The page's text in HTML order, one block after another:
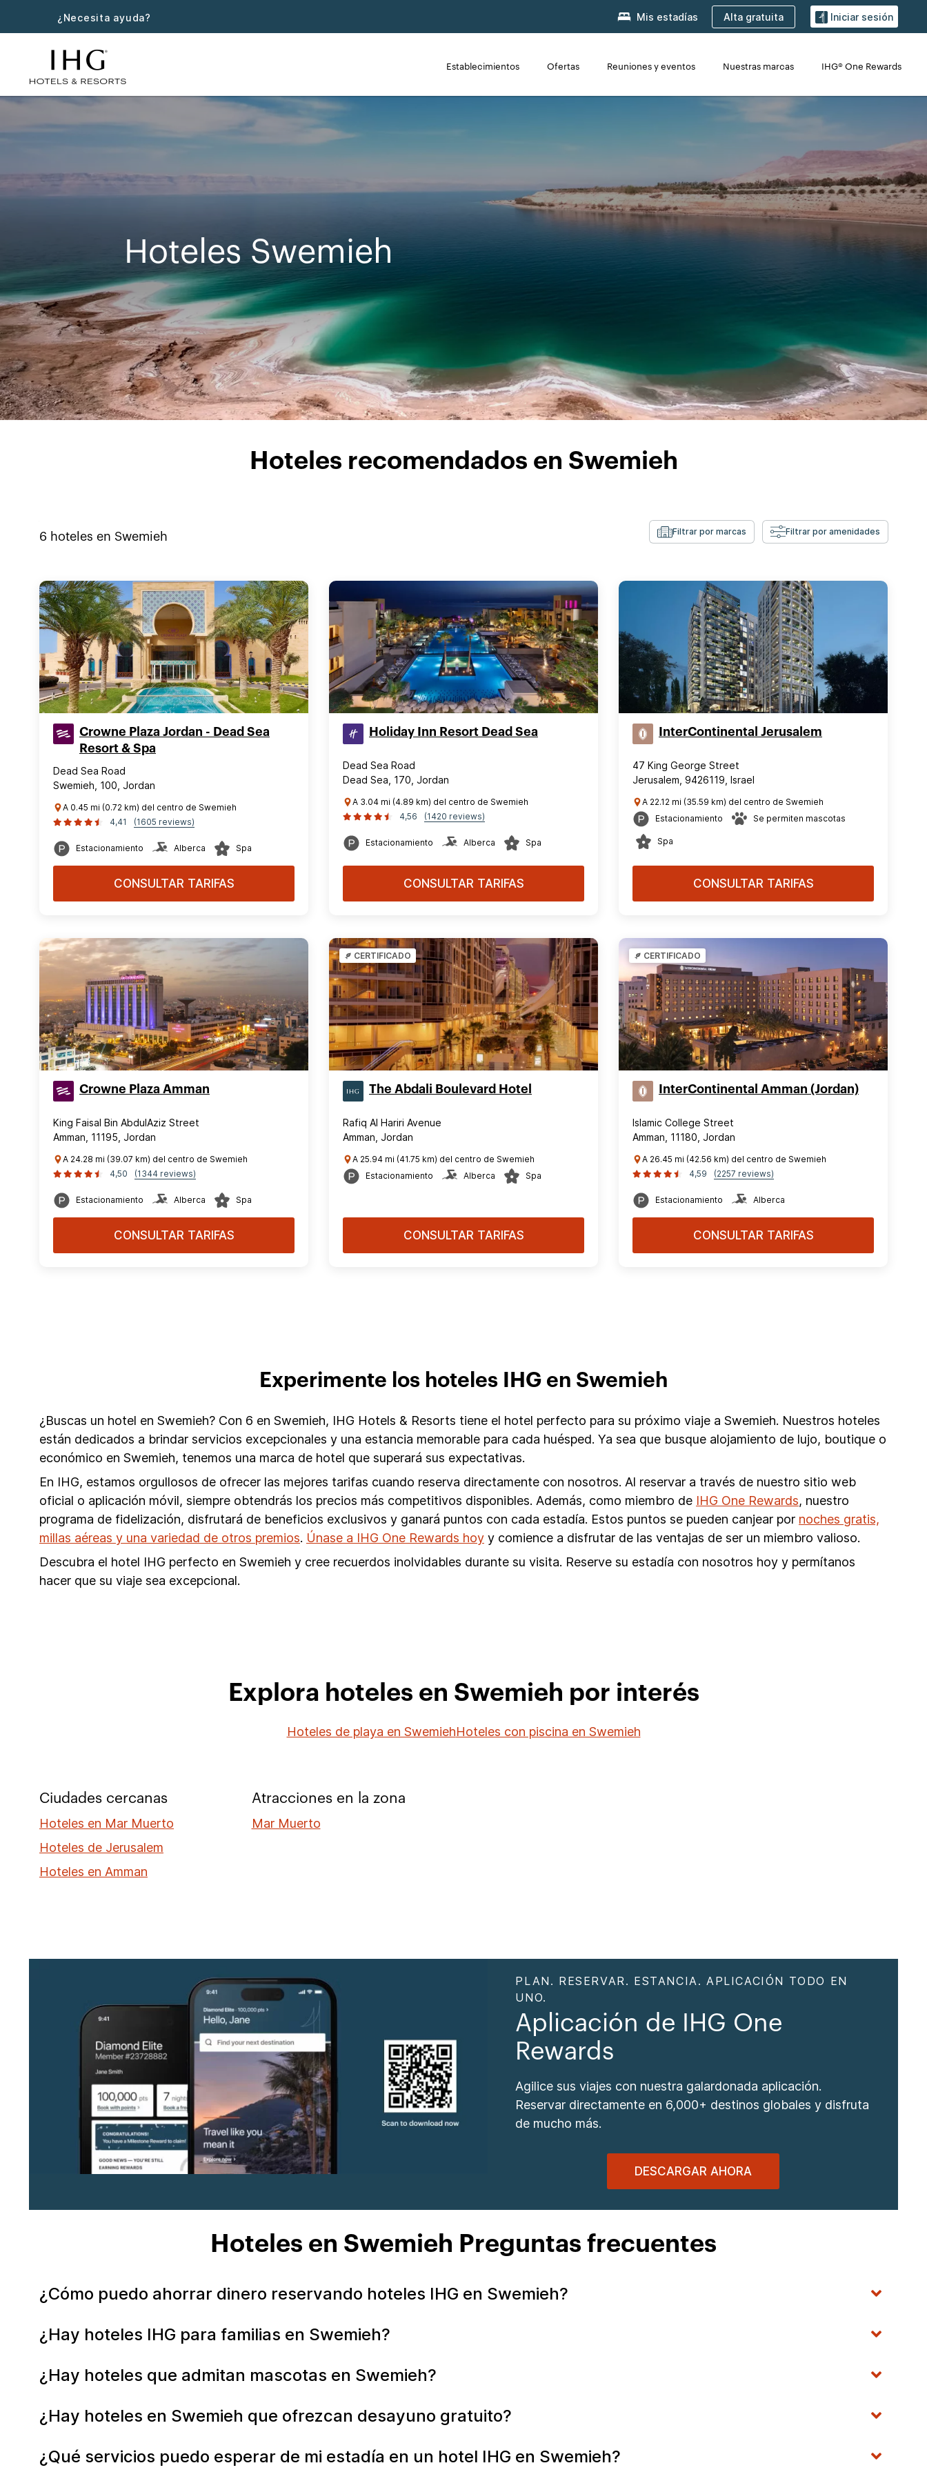
¿Necesita ayuda? Mis estadías Alta gratuita Iniciar sesión
Establecimientos Ofertas Reuniones y eventos Nuestras marcas IHG® One Rewards
Hoteles Swemieh
Hoteles recomendados en Swemieh
6 hoteles en Swemieh Filtrar por marcas Filtrar por amenidades
Crowne Plaza Jordan - Dead Sea
Resort & Spa
Dead Sea Road
Swemieh, 100, Jordan
A 0.45 mi (0.72 km) del centro de Swemieh
4,41
(1605 reviews)
Estacionamiento Alberca Spa
CONSULTAR TARIFAS
Holiday Inn Resort Dead Sea
Dead Sea Road
Dead Sea, 170, Jordan
A 3.04 mi (4.89 km) del centro de Swemieh
4,56
(1420 reviews)
Estacionamiento Alberca Spa
CONSULTAR TARIFAS
InterContinental Jerusalem
47 King George Street
Jerusalem, 9426119, Israel
A 22.12 mi (35.59 km) del centro de Swemieh
Estacionamiento
Se permiten mascotas
Spa
CONSULTAR TARIFAS
Crowne Plaza Amman
King Faisal Bin AbdulAziz Street
Amman, 11195, Jordan
A 24.28 mi (39.07 km) del centro de Swemieh
4,50
(1344 reviews)
Estacionamiento Alberca Spa
CONSULTAR TARIFAS
CERTIFICADO
The Abdali Boulevard Hotel
Rafiq Al Hariri Avenue
Amman, Jordan
A 25.94 mi (41.75 km) del centro de Swemieh
Estacionamiento
Alberca Spa
CONSULTAR TARIFAS
CERTIFICADO
InterContinental Amman (Jordan)
Islamic College Street
Amman, 11180, Jordan
A 26.45 mi (42.56 km) del centro de Swemieh
4,59
(2257 reviews)
Estacionamiento Alberca
CONSULTAR TARIFAS
Experimente los hoteles IHG en Swemieh
¿Buscas un hotel en Swemieh? Con 6 en Swemieh, IHG Hotels & Resorts tiene el hotel perfecto para su próximo viaje a Swemieh. Nuestros hoteles
están dedicados a brindar servicios excepcionales y una estancia memorable para cada huésped. Ya sea que busque alojamiento de lujo, boutique o
económico en Swemieh, tenemos una marca de hotel que superará sus expectativas.
En IHG, estamos orgullosos de ofrecer las mejores tarifas cuando reserva directamente con nosotros. Al reservar a través de nuestro sitio web
oficial o aplicación móvil, siempre obtendrás los precios más competitivos disponibles. Además, como miembro de IHG One Rewards, nuestro
programa de fidelización, disfrutará de beneficios exclusivos y ganará puntos con cada estadía. Estos puntos se pueden canjear por noches gratis,
millas aéreas y una variedad de otros premios. Únase a IHG One Rewards hoy y comience a disfrutar de las ventajas de ser un miembro valioso.
Descubra el hotel IHG perfecto en Swemieh y cree recuerdos inolvidables durante su visita. Reserve su estadía con nosotros hoy y permítanos
hacer que su viaje sea excepcional.
Explora hoteles en Swemieh por interés
Hoteles de playa en SwemiehHoteles con piscina en Swemieh
Ciudades cercanas
Hoteles en Mar Muerto
Hoteles de Jerusalem
Hoteles en Amman
Atracciones en la zona
Mar Muerto
PLAN. RESERVAR. ESTANCIA. APLICACIÓN TODO EN
UNO.
Aplicación de IHG One
Rewards
Agilice sus viajes con nuestra galardonada aplicación.
Reservar directamente en 6,000+ destinos globales y disfruta
de mucho más.
DESCARGAR AHORA
Hoteles en Swemieh Preguntas frecuentes
¿Cómo puedo ahorrar dinero reservando hoteles IHG en Swemieh?
¿Hay hoteles IHG para familias en Swemieh?
¿Hay hoteles que admitan mascotas en Swemieh?
¿Hay hoteles en Swemieh que ofrezcan desayuno gratuito?
¿Qué servicios puedo esperar de mi estadía en un hotel IHG en Swemieh?